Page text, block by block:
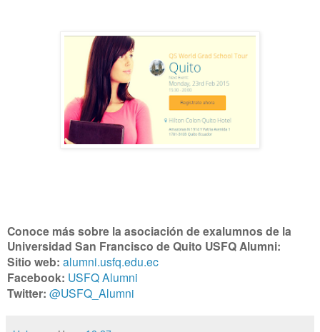
Conoce más sobre la asociación de exalumnos de la
Universidad San Francisco de Quito USFQ Alumni:
Sitio web: alumni.usfq.edu.ec
Facebook: USFQ Alumni
Twitter: @USFQ_Alumni